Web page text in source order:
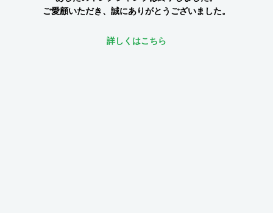
ご愛顧いただき、誠にありがとうございました。
詳しくはこちら